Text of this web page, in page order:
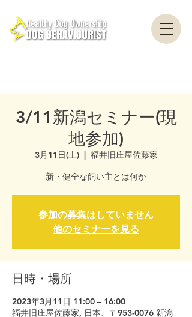
3/11新潟セミナー(現
地参加)
3月11日(土)
  |
福井旧庄屋佐藤家
新・健全な飼い主とは何か
参加の募集はしていません
他のセミナーを見る
日時・場所
2023年3月11日 11:00 – 16:00
福井旧庄屋佐藤家, 日本、〒953-0076 新潟